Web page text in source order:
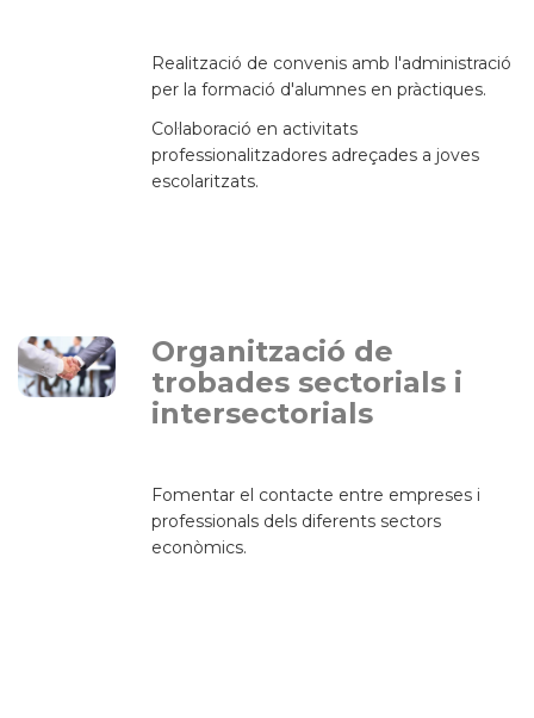
Realització de convenis amb l'administració
per la formació d'alumnes en pràctiques.
Col·laboració en activitats
professionalitzadores adreçades a joves
escolaritzats.
Organització de
trobades sectorials i
intersectorials
Fomentar el contacte entre empreses i
professionals dels diferents sectors
econòmics.